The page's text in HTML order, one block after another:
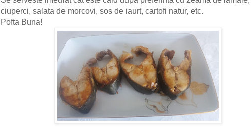
ciuperci, salata de morcovi, sos de iaurt, cartofi natur, etc.
Pofta Buna!